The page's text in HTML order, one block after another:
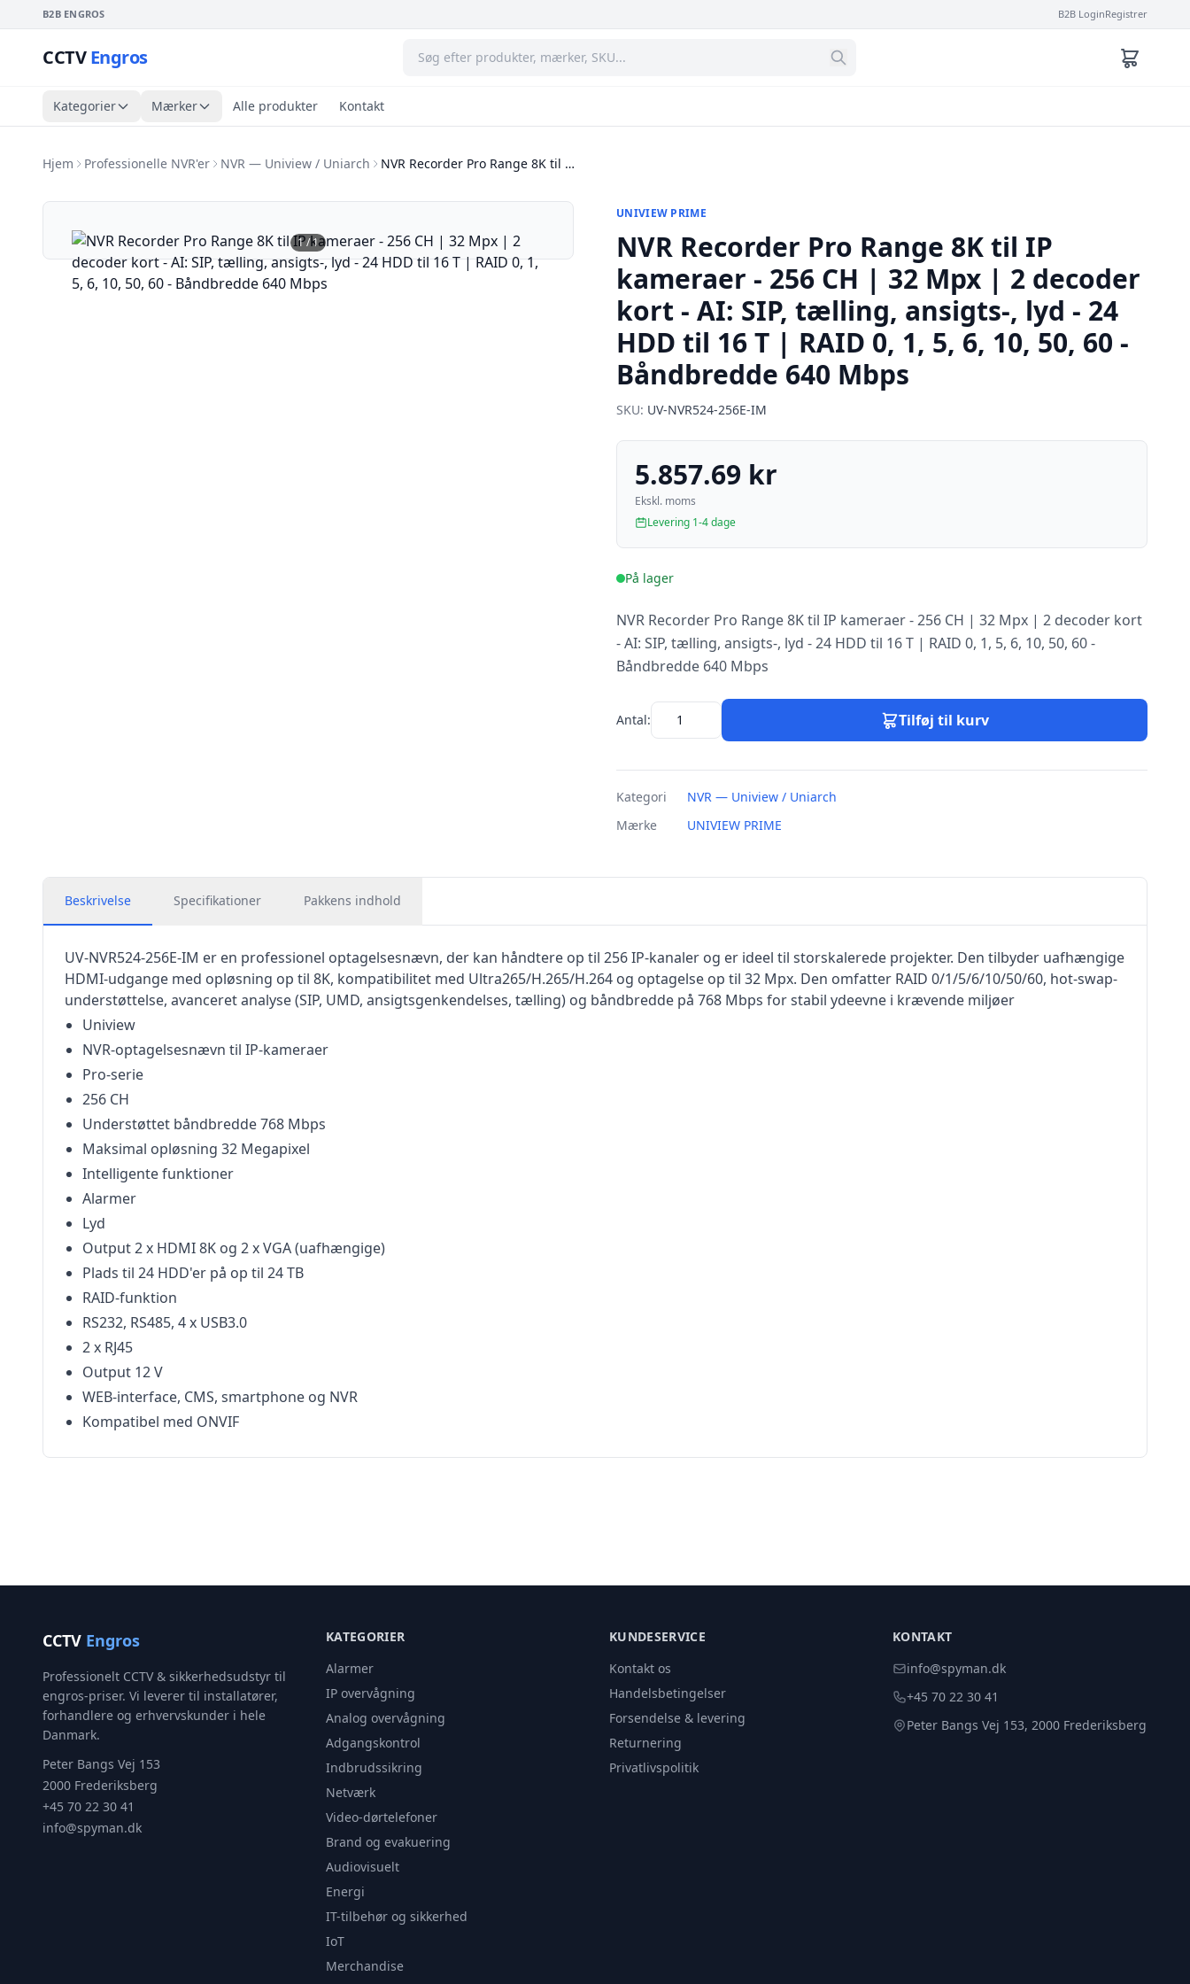
B2B ENGROS B2B LoginRegistrer
CCTVEngros
Kategorier Mærker Alle produkter Kontakt
Hjem Professionelle NVR'er NVR — Uniview / Uniarch NVR Recorder Pro Range 8K til …
1/1
UNIVIEW PRIME
NVR Recorder Pro Range 8K til IP
kameraer - 256 CH | 32 Mpx | 2 decoder
kort - AI: SIP, tælling, ansigts-, lyd - 24
HDD til 16 T | RAID 0, 1, 5, 6, 10, 50, 60 -
Båndbredde 640 Mbps
SKU: UV-NVR524-256E-IM
5.857.69 kr
Ekskl. moms
Levering 1-4 dage
På lager
NVR Recorder Pro Range 8K til IP kameraer - 256 CH | 32 Mpx | 2 decoder kort
- AI: SIP, tælling, ansigts-, lyd - 24 HDD til 16 T | RAID 0, 1, 5, 6, 10, 50, 60 -
Båndbredde 640 Mbps
Antal: Tilføj til kurv
Kategori
NVR — Uniview / Uniarch
Mærke
UNIVIEW PRIME
Beskrivelse Specifikationer Pakkens indhold
UV-NVR524‑256E‑IM er en professionel optagelsesnævn, der kan håndtere op til 256 IP-kanaler og er ideel til storskalerede projekter. Den tilbyder uafhængige
HDMI-udgange med opløsning op til 8K, kompatibilitet med Ultra265/H.265/H.264 og optagelse op til 32 Mpx. Den omfatter RAID 0/1/5/6/10/50/60, hot-swap-
understøttelse, avanceret analyse (SIP, UMD, ansigtsgenkendelses, tælling) og båndbredde på 768 Mbps for stabil ydeevne i krævende miljøer
Uniview
NVR-optagelsesnævn til IP-kameraer
Pro-serie
256 CH
Understøttet båndbredde 768 Mbps
Maksimal opløsning 32 Megapixel
Intelligente funktioner
Alarmer
Lyd
Output 2 x HDMI 8K og 2 x VGA (uafhængige)
Plads til 24 HDD'er på op til 24 TB
RAID-funktion
RS232, RS485, 4 x USB3.0
2 x RJ45
Output 12 V
WEB-interface, CMS, smartphone og NVR
Kompatibel med ONVIF
CCTV Engros
Professionelt CCTV & sikkerhedsudstyr til
engros-priser. Vi leverer til installatører,
forhandlere og erhvervskunder i hele
Danmark.
Peter Bangs Vej 153
2000 Frederiksberg
+45 70 22 30 41
info@spyman.dk
KATEGORIER
Alarmer
IP overvågning
Analog overvågning
Adgangskontrol
Indbrudssikring
Netværk
Video-dørtelefoner
Brand og evakuering
Audiovisuelt
Energi
IT-tilbehør og sikkerhed
IoT
Merchandise
KUNDESERVICE
Kontakt os
Handelsbetingelser
Forsendelse & levering
Returnering
Privatlivspolitik
KONTAKT
info@spyman.dk
+45 70 22 30 41
Peter Bangs Vej 153, 2000 Frederiksberg